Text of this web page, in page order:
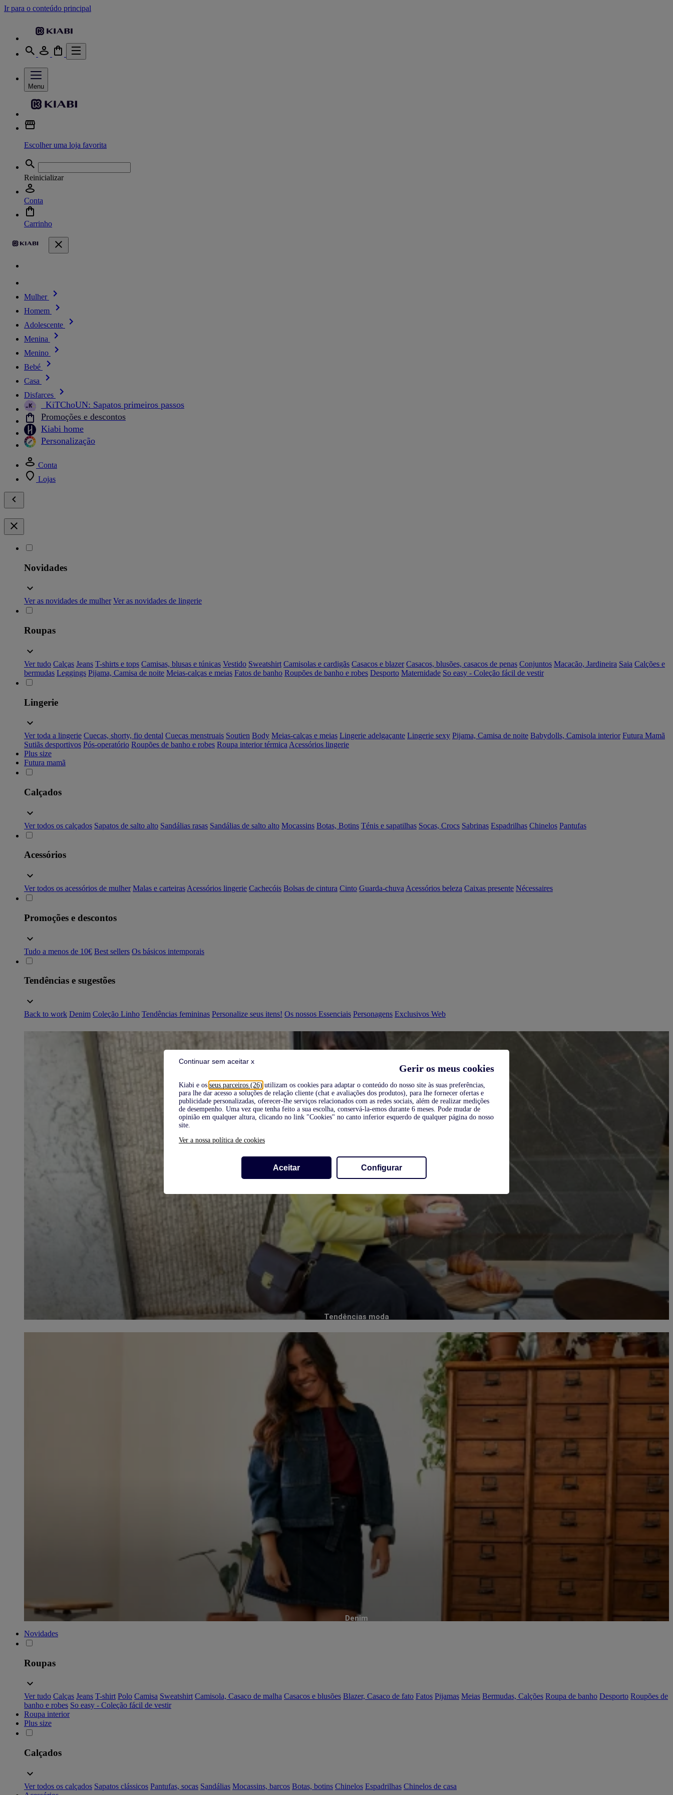
Gerir os meus cookies
Kiabi e os seus parceiros (26) utilizam os cookies para adaptar o conteúdo do nosso site às suas preferências,
para lhe dar acesso a soluções de relação cliente (chat e avaliações dos produtos), para lhe fornecer ofertas e
publicidade personalizadas, oferecer-lhe serviços relacionados com as redes sociais, além de realizar medições
de desempenho. Uma vez que tenha feito a sua escolha, conservá-la-emos durante 6 meses. Pode mudar de
opinião em qualquer altura, clicando no link "Cookies" no canto inferior esquerdo de qualquer página do nosso
site.
Ver a nossa política de cookies
Aceitar Configurar
Continuar sem aceitar x
Ir para o conteúdo principal
Menu
Escolher uma loja favorita
Reinicializar
Conta
Carrinho
Mulher
Homem
Adolescente
Menina
Menino
Bebé
Casa
Disfarces
_KiTChoUN: Sapatos primeiros passos
Promoções e descontos
Kiabi home
Personalização
Conta
Lojas
Novidades
Ver as novidades de mulher Ver as novidades de lingerie
Roupas
Ver tudo Calças Jeans T-shirts e tops Camisas, blusas e túnicas Vestido Sweatshirt Camisolas e cardigãs Casacos e blazer Casacos, blusões, casacos de penas Conjuntos Macacão, Jardineira Saia Calções e
bermudas Leggings Pijama, Camisa de noite Meias-calças e meias Fatos de banho Roupões de banho e robes Desporto Maternidade So easy - Coleção fácil de vestir
Lingerie
Ver toda a lingerie Cuecas, shorty, fio dental Cuecas menstruais Soutien Body Meias-calças e meias Lingerie adelgaçante Lingerie sexy Pijama, Camisa de noite Babydolls, Camisola interior Futura Mamã
Sutiãs desportivos Pós-operatório Roupões de banho e robes Roupa interior térmica Acessórios lingerie
Plus size
Futura mamã
Calçados
Ver todos os calçados Sapatos de salto alto Sandálias rasas Sandálias de salto alto Mocassins Botas, Botins Ténis e sapatilhas Socas, Crocs Sabrinas Espadrilhas Chinelos Pantufas
Acessórios
Ver todos os acessórios de mulher Malas e carteiras Acessórios lingerie Cachecóis Bolsas de cintura Cinto Guarda-chuva Acessórios beleza Caixas presente Nécessaires
Promoções e descontos
Tudo a menos de 10€ Best sellers Os básicos intemporais
Tendências e sugestões
Back to work Denim Coleção Linho Tendências femininas Personalize seus itens! Os nossos Essenciais Personagens Exclusivos Web
Tendências moda
Denim
Novidades
Roupas
Ver tudo Calças Jeans T-shirt Polo Camisa Sweatshirt Camisola, Casaco de malha Casacos e blusões Blazer, Casaco de fato Fatos Pijamas Meias Bermudas, Calções Roupa de banho Desporto Roupões de
banho e robes So easy - Coleção fácil de vestir
Roupa interior
Plus size
Calçados
Ver todos os calçados Sapatos clássicos Pantufas, socas Sandálias Mocassins, barcos Botas, botins Chinelos Espadrilhas Chinelos de casa